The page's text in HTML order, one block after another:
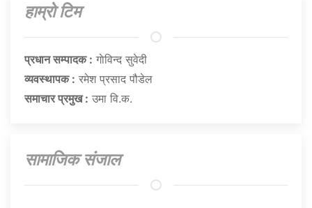
हाम्राे टिम
प्रधान सम्पादक : गाेविन्द सुवेदी
व्यवस्थापक : रमेश प्रसाद पौडेल
समाचार प्रमुख : उमा वि.क.
सामाजिक संजाल